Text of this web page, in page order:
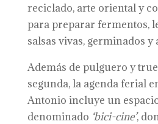
reciclado, arte oriental y
para preparar fermentos,
salsas vivas, germinados y
Además de pulguero y
segunda, la agenda ferial
Antonio incluye un
denominado ‘bici-cine’,